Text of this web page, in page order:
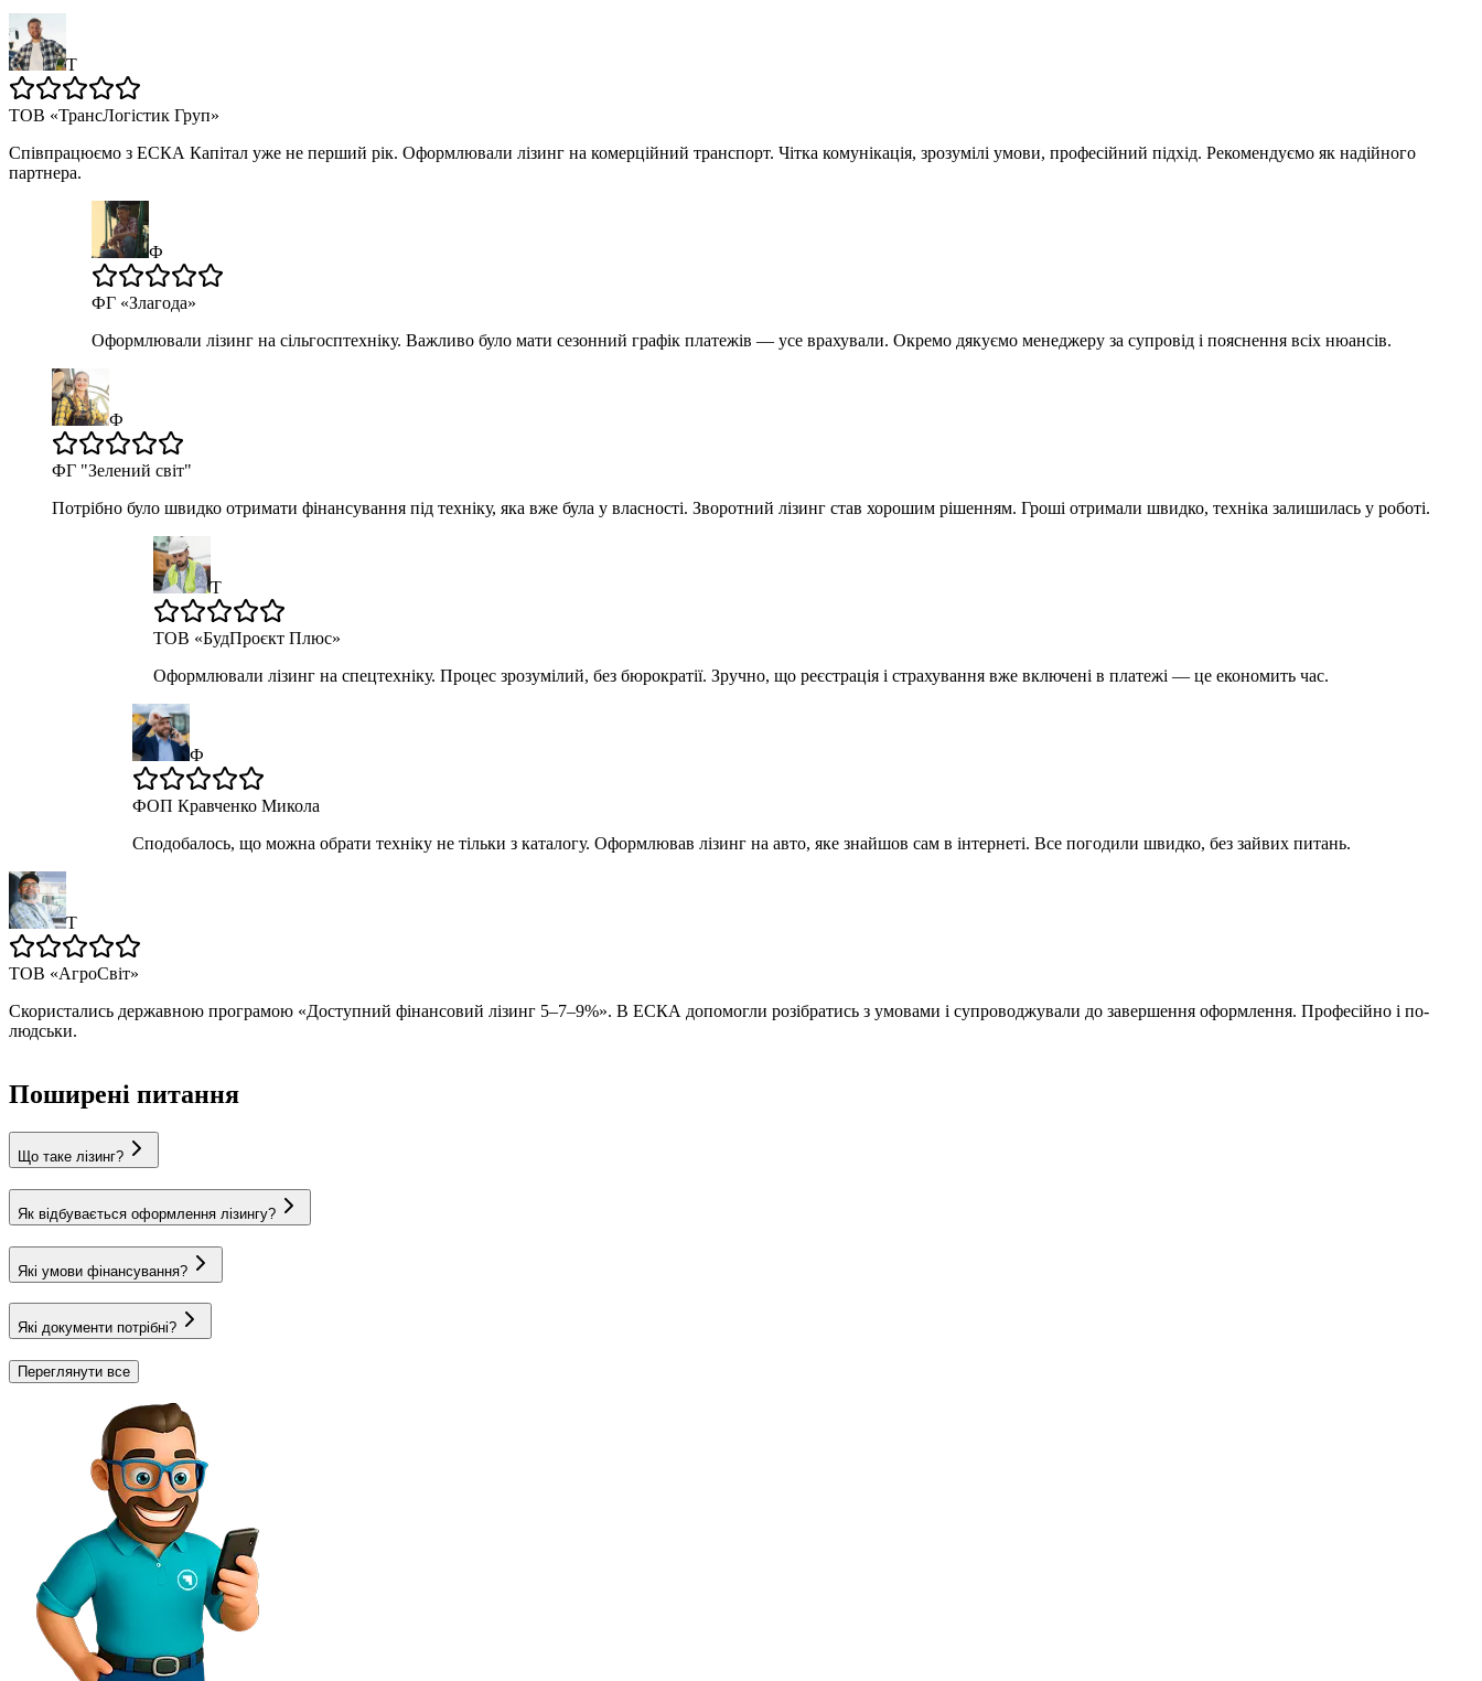
Т
ТОВ «ТрансЛогістик Груп»
Співпрацюємо з ЕСКА Капітал уже не перший рік. Оформлювали лізинг на комерційний транспорт. Чітка комунікація, зрозумілі умови, професійний підхід. Рекомендуємо як надійного
партнера.
Ф
ФГ «Злагода»
Оформлювали лізинг на сільгосптехніку. Важливо було мати сезонний графік платежів — усе врахували. Окремо дякуємо менеджеру за супровід і пояснення всіх нюансів.
Ф
ФГ "Зелений світ"
Потрібно було швидко отримати фінансування під техніку, яка вже була у власності. Зворотний лізинг став хорошим рішенням. Гроші отримали швидко, техніка залишилась у роботі.
Т
ТОВ «БудПроєкт Плюс»
Оформлювали лізинг на спецтехніку. Процес зрозумілий, без бюрократії. Зручно, що реєстрація і страхування вже включені в платежі — це економить час.
Ф
ФОП Кравченко Микола
Сподобалось, що можна обрати техніку не тільки з каталогу. Оформлював лізинг на авто, яке знайшов сам в інтернеті. Все погодили швидко, без зайвих питань.
Т
ТОВ «АгроСвіт»
Скористались державною програмою «Доступний фінансовий лізинг 5–7–9%». В ЕСКА допомогли розібратись з умовами і супроводжували до завершення оформлення. Професійно і по-
людськи.
Поширені питання
Що таке лізинг?
Як відбувається оформлення лізингу?
Які умови фінансування?
Які документи потрібні?
Переглянути все